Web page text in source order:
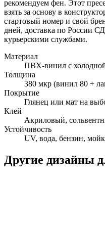
рекомендуем фен. Этот
взять за основу в
стартовый номер и свой
дней, доставка по России
курьерскими службами.
Материал
ПВХ-винил с
Толщина
380 мкр (винил 80 +
Покрытие
Глянец или мат на
Клей
Акриловый,
Устойчивость
UV, вода, бензин,
Другие дизайны